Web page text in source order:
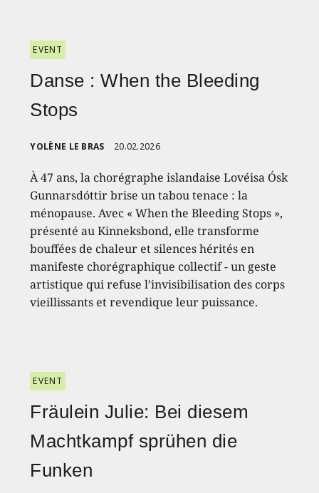
EVENT
Danse : When the Bleeding
Stops
YOLÈNE LE BRAS 20.02.2026
À 47 ans, la chorégraphe islandaise Lovéisa Ósk
Gunnarsdóttir brise un tabou tenace : la
ménopause. Avec « When the Bleeding Stops »,
présenté au Kinneksbond, elle transforme
bouffées de chaleur et silences hérités en
manifeste chorégraphique collectif - un geste
artistique qui refuse l’invisibilisation des corps
vieillissants et revendique leur puissance.
EVENT
Fräulein Julie: Bei diesem
Machtkampf sprühen die
Funken